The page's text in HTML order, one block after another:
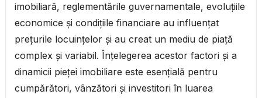
imobiliară, reglementările guvernamentale, evoluțiile
economice și condițiile financiare au influențat
prețurile locuințelor și au creat un mediu de piață
complex și variabil. Înțelegerea acestor factori și a
dinamicii pieței imobiliare este esențială pentru
cumpărători, vânzători și investitori în luarea